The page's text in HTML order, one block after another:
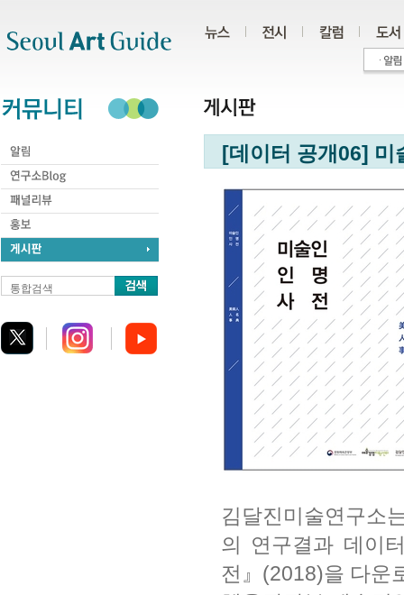
통합검색
[데이터 공개06] 미
김달진미술연구소
의 연구결과 데이
전』(2018)을 다운